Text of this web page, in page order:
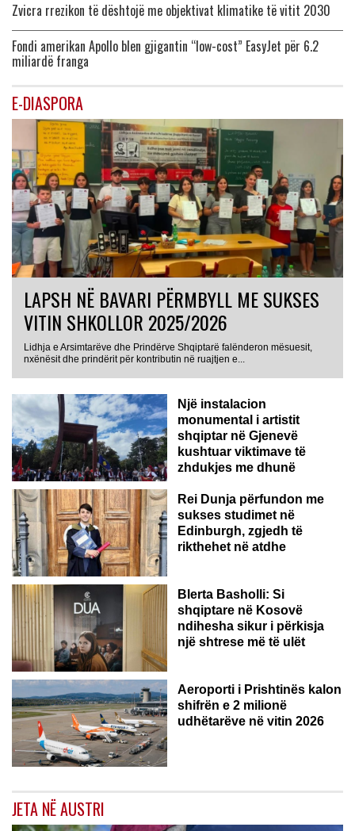
Zvicra rrezikon të dështojë me objektivat klimatike të vitit 2030
Fondi amerikan Apollo blen gjigantin “low-cost” EasyJet për 6.2
miliardë franga
E-DIASPORA
LAPSH NË BAVARI PËRMBYLL ME SUKSES
VITIN SHKOLLOR 2025/2026
Lidhja e Arsimtarëve dhe Prindërve Shqiptarë falënderon mësuesit,
nxënësit dhe prindërit për kontributin në ruajtjen e...
Një instalacion
monumental i artistit
shqiptar në Gjenevë
kushtuar viktimave të
zhdukjes me dhunë
Rei Dunja përfundon me
sukses studimet në
Edinburgh, zgjedh të
rikthehet në atdhe
Blerta Basholli: Si
shqiptare në Kosovë
ndihesha sikur i përkisja
një shtrese më të ulët
Aeroporti i Prishtinës kalon
shifrën e 2 milionë
udhëtarëve në vitin 2026
JETA NË AUSTRI